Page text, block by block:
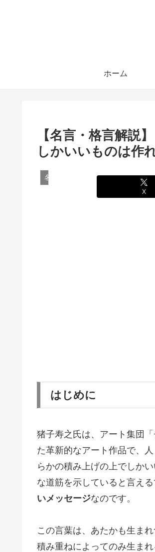
ホーム
【名言・格言解説
しかいいものは作
名言・格言
X
はじめに
猪子寿之氏は、アート集団
た革新的なアート作品で、
らかの積み上げの上でしか
な道筋を示していると言える
いメッセージなのです。
この言葉は、あたかも生ま
積み重ねによってのみ生ま